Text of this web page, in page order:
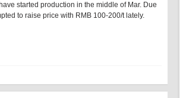
started production in the middle of Mar. Due
to raise price with RMB 100-200/t lately.